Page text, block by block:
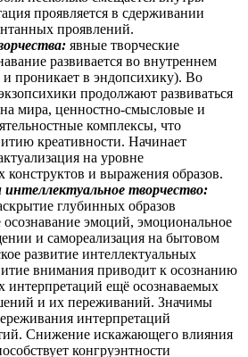
проявляется в сдерживании
проявлений.
явные творческие
развивается во внутреннем
и проникает в эндопсихику). Во
продолжают развиваться
мира, ценностно-смысловые и
комплексы, что
креативности. Начинает
на уровне
конструктов и выражения образов.
творчество:
глубинных образов
осознавание эмоций, эмоциональное
и самореализация на бытовом
развитие интеллектуальных
внимания приводит к осознанию
интерпретаций ещё осознаваемых
и их переживаний. Значимы
интерпретаций
Снижение искажающего влияния
конгруэнтности